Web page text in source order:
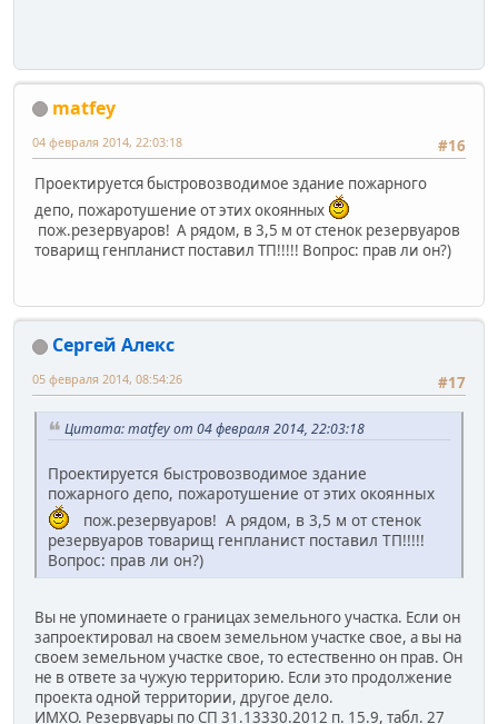
matfey
#16
04 февраля 2014, 22:03:18
Проектируется быстровозводимое здание пожарного
депо, пожаротушение от этих окоянных
пож.резервуаров! А рядом, в 3,5 м от стенок резервуаров
товарищ генпланист поставил ТП!!!!! Вопрос: прав ли он?)
Сергей Алекс
#17
05 февраля 2014, 08:54:26
Цитата: matfey от 04 февраля 2014, 22:03:18
Проектируется быстровозводимое здание
пожарного депо, пожаротушение от этих окоянных
пож.резервуаров! А рядом, в 3,5 м от стенок
резервуаров товарищ генпланист поставил ТП!!!!!
Вопрос: прав ли он?)
Вы не упоминаете о границах земельного участка. Если он
запроектировал на своем земельном участке свое, а вы на
своем земельном участке свое, то естественно он прав. Он
не в ответе за чужую территорию. Если это продолжение
проекта одной территории, другое дело.
ИМХО. Резервуары по СП 31.13330.2012 п. 15.9, табл. 27